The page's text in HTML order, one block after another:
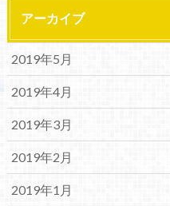
アーカイブ
2019年5月
2019年4月
2019年3月
2019年2月
2019年1月